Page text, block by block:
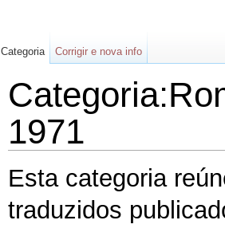
1971
Esta categoria
traduzidos
Categoria Corrigir e nova info